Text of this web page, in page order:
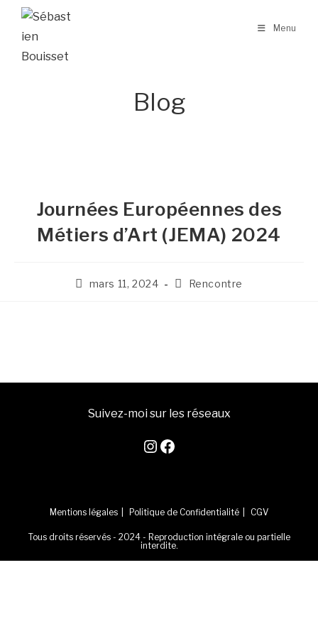
content
Menu
Blog
Journées Européennes des
Métiers d’Art (JEMA) 2024
Publication
mars 11, 2024
PostRencontre
Suivez-moi sur les réseaux
Instagram
Facebook
Mentions légales Politique de Confidentialité CGV
Tous droits réservés - 2024 - Reproduction intégrale ou partielle
interdite.